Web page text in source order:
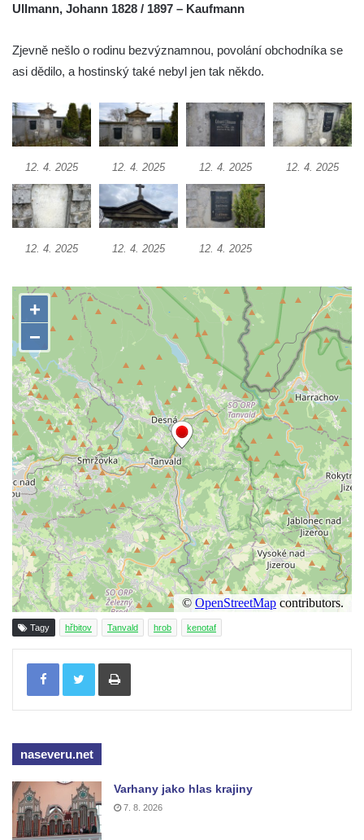
Pomník obětem 2. světové války v ulici 1.
Pomník obětem válek v ulici 1. máje v Lužci
nad Vltavou
Hrob Vladislava Neumana v Hostíně u
Vojkovic
Pomník obětem válek před hřbitovem v
Hostíně u Vojkovic
Kenotaf Václava Floriána na hřbitově v
Lužci nad Vltavou
Hrob Václava Kufnera na hřbitově v Lužci
nad Vltavou
Pomník vojákům Rudé armády na hřbitově
v Lužci nad Vltavou
Pomník Ladislava Sedláčka a Karla Pelce u
silnice severně od Lužce nad Vltavou
Kenotaf Alfeda Harnische na hřbitově v
Hrobčicích
Pomník obětem válek v Hrobčicích
Pomník obětem válek v Mirošovicích
Hrob vojáků Rudé armády na hřbitově v
Račicích
Hrob Jiřího Dovhomilji na hřbitově v
Račicích
Hrob Antonína Medáčka na hřbitově v
Račicích
Hrob Josefa Moravce a Miroslava Moravce
na hřbitově v Dobříni
Pomník obětem válek na hřbitově v Dobříni
Kenotaf Josefa Matese na hřbitově v Lužici
Pamětní deska Giuseppe Capella na
hřbitově v Lužici
Kenotaf Emila Miksche na hřbitově v Lužici
Ullmann, Johann 1828 / 1897 – Kaufmann
Zjevně nešlo o rodinu bezvýznamnou, povolání obchodníka se
asi dědilo, a hostinský také nebyl jen tak někdo.
12. 4. 2025 12. 4. 2025 12. 4. 2025 12. 4. 2025
12. 4. 2025 12. 4. 2025 12. 4. 2025
Tagy hřbitov Tanvald hrob kenotaf
Tisknout
naseveru.net
Varhany jako hlas krajiny
7. 8. 2026